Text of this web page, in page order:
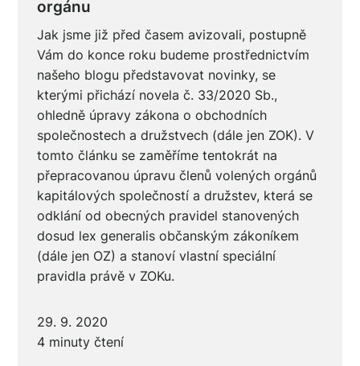
orgánu
Jak jsme již před časem avizovali, postupně
Vám do konce roku budeme prostřednictvím
našeho blogu představovat novinky, se
kterými přichází novela č. 33/2020 Sb.,
ohledně úpravy zákona o obchodních
společnostech a družstvech (dále jen ZOK). V
tomto článku se zaměříme tentokrát na
přepracovanou úpravu členů volených orgánů
kapitálových společností a družstev, která se
odklání od obecných pravidel stanovených
dosud lex generalis občanským zákoníkem
(dále jen OZ) a stanoví vlastní speciální
pravidla právě v ZOKu.
29. 9. 2020
4 minuty čtení